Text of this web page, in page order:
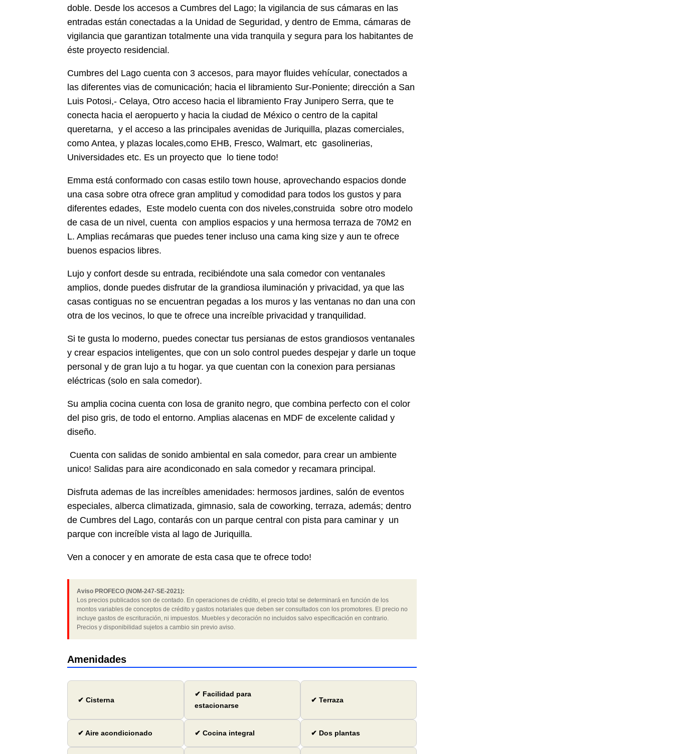
doble. Desde los accesos a Cumbres del Lago; la vigilancia de sus cámaras en las
entradas están conectadas a la Unidad de Seguridad, y dentro de Emma, cámaras de
vigilancia que garantizan totalmente una vida tranquila y segura para los habitantes de
éste proyecto residencial.
Cumbres del Lago cuenta con 3 accesos, para mayor fluides vehícular, conectados a
las diferentes vias de comunicación; hacia el libramiento Sur-Poniente; dirección a San
Luis Potosi,- Celaya, Otro acceso hacia el libramiento Fray Junipero Serra, que te
conecta hacia el aeropuerto y hacia la ciudad de México o centro de la capital
queretarna, y el acceso a las principales avenidas de Juriquilla, plazas comerciales,
como Antea, y plazas locales,como EHB, Fresco, Walmart, etc gasolinerias,
Universidades etc. Es un proyecto que lo tiene todo!
Emma está conformado con casas estilo town house, aprovechando espacios donde
una casa sobre otra ofrece gran amplitud y comodidad para todos los gustos y para
diferentes edades, Este modelo cuenta con dos niveles,construida sobre otro modelo
de casa de un nivel, cuenta con amplios espacios y una hermosa terraza de 70M2 en
L. Amplias recámaras que puedes tener incluso una cama king size y aun te ofrece
buenos espacios libres.
Lujo y confort desde su entrada, recibiéndote una sala comedor con ventanales
amplios, donde puedes disfrutar de la grandiosa iluminación y privacidad, ya que las
casas contiguas no se encuentran pegadas a los muros y las ventanas no dan una con
otra de los vecinos, lo que te ofrece una increíble privacidad y tranquilidad.
Si te gusta lo moderno, puedes conectar tus persianas de estos grandiosos ventanales
y crear espacios inteligentes, que con un solo control puedes despejar y darle un toque
personal y de gran lujo a tu hogar. ya que cuentan con la conexion para persianas
eléctricas (solo en sala comedor).
Su amplia cocina cuenta con losa de granito negro, que combina perfecto con el color
del piso gris, de todo el entorno. Amplias alacenas en MDF de excelente calidad y
diseño.
Cuenta con salidas de sonido ambiental en sala comedor, para crear un ambiente
unico! Salidas para aire acondiconado en sala comedor y recamara principal.
Disfruta ademas de las increíbles amenidades: hermosos jardines, salón de eventos
especiales, alberca climatizada, gimnasio, sala de coworking, terraza, además; dentro
de Cumbres del Lago, contarás con un parque central con pista para caminar y un
parque con increíble vista al lago de Juriquilla.
Ven a conocer y en amorate de esta casa que te ofrece todo!
Aviso PROFECO (NOM-247-SE-2021):
Los precios publicados son de contado. En operaciones de crédito, el precio total se determinará en función de los
montos variables de conceptos de crédito y gastos notariales que deben ser consultados con los promotores. El precio no
incluye gastos de escrituración, ni impuestos. Muebles y decoración no incluidos salvo especificación en contrario.
Precios y disponibilidad sujetos a cambio sin previo aviso.
Amenidades
✔ Cisterna
✔ Facilidad para
estacionarse
✔ Terraza
✔ Aire acondicionado ✔ Cocina integral ✔ Dos plantas